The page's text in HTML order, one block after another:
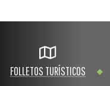
FOLLETOS TURÍSTICOS